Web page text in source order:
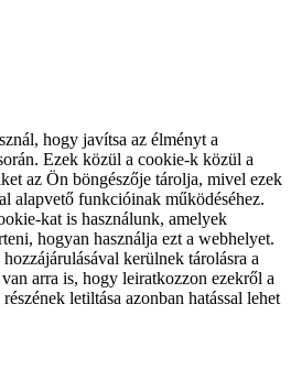
hogy javítsa az élményt a
Ezek közül a cookie-k közül a
az Ön böngészője tárolja, mivel ezek
alapvető funkcióinak működéséhez.
kat is használunk, amelyek
hogyan használja ezt a webhelyet.
kerülnek tárolásra a
arra is, hogy leiratkozzon ezekről a
letiltása azonban hatással lehet